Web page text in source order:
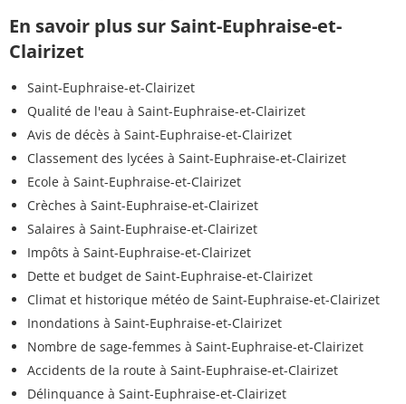
En savoir plus sur Saint-Euphraise-et-
Clairizet
Saint-Euphraise-et-Clairizet
Qualité de l'eau à Saint-Euphraise-et-Clairizet
Avis de décès à Saint-Euphraise-et-Clairizet
Classement des lycées à Saint-Euphraise-et-Clairizet
Ecole à Saint-Euphraise-et-Clairizet
Crèches à Saint-Euphraise-et-Clairizet
Salaires à Saint-Euphraise-et-Clairizet
Impôts à Saint-Euphraise-et-Clairizet
Dette et budget de Saint-Euphraise-et-Clairizet
Climat et historique météo de Saint-Euphraise-et-Clairizet
Inondations à Saint-Euphraise-et-Clairizet
Nombre de sage-femmes à Saint-Euphraise-et-Clairizet
Accidents de la route à Saint-Euphraise-et-Clairizet
Délinquance à Saint-Euphraise-et-Clairizet